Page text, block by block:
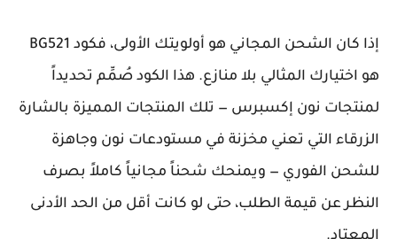
إذا كان الشحن المجاني هو أولويتك الأولى، فكود BG521
هو اختيارك المثالي بلا منازع. هذا الكود صُمِّم تحديداً
لمنتجات نون إكسبرس — تلك المنتجات المميزة بالشارة
الزرقاء التي تعني مخزنة في مستودعات نون وجاهزة
للشحن الفوري — ويمنحك شحناً مجانياً كاملاً بصرف
النظر عن قيمة الطلب، حتى لو كانت أقل من الحد الأدنى